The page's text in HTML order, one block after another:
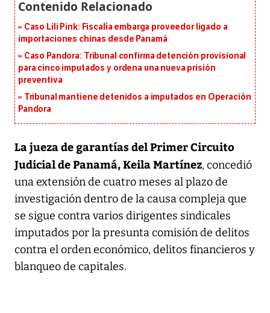
Caso Lili Pink: Fiscalía embarga proveedor ligado a
importaciones chinas desde Panamá
Caso Pandora: Tribunal confirma detención provisional
para cinco imputados y ordena una nueva prisión
preventiva
Tribunal mantiene detenidos a imputados en Operación
Pandora
La jueza de garantías del Primer Circuito
Judicial de Panamá, Keila Martínez, concedió
una extensión de cuatro meses al plazo de
investigación dentro de la causa compleja que
se sigue contra varios dirigentes sindicales
imputados por la presunta comisión de delitos
contra el orden económico, delitos financieros y
blanqueo de capitales.